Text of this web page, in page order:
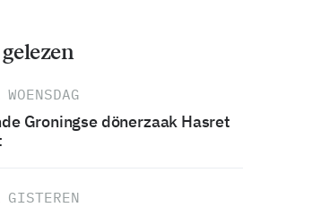
WOENSDAG
Groningse dönerzaak Hasret
GISTEREN